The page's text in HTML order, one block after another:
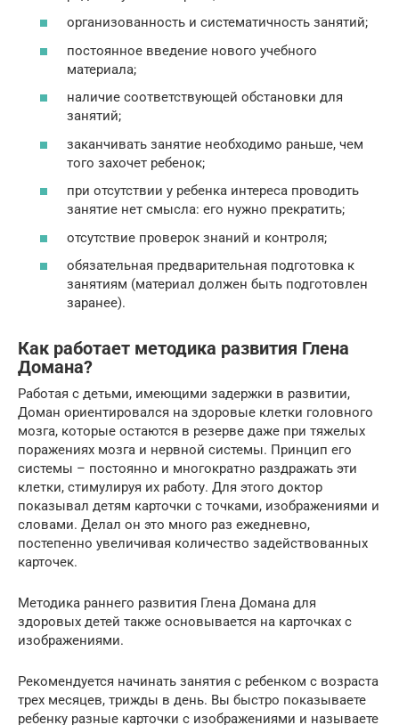
организованность и систематичность занятий;
постоянное введение нового учебного
материала;
наличие соответствующей обстановки для
занятий;
заканчивать занятие необходимо раньше, чем
того захочет ребенок;
при отсутствии у ребенка интереса проводить
занятие нет смысла: его нужно прекратить;
отсутствие проверок знаний и контроля;
обязательная предварительная подготовка к
занятиям (материал должен быть подготовлен
заранее).
Как работает методика развития Глена
Домана?
Работая с детьми, имеющими задержки в развитии,
Доман ориентировался на здоровые клетки головного
мозга, которые остаются в резерве даже при тяжелых
поражениях мозга и нервной системы. Принцип его
системы – постоянно и многократно раздражать эти
клетки, стимулируя их работу. Для этого доктор
показывал детям карточки с точками, изображениями и
словами. Делал он это много раз ежедневно,
постепенно увеличивая количество задействованных
карточек.
Методика раннего развития Глена Домана для
здоровых детей также основывается на карточках с
изображениями.
Рекомендуется начинать занятия с ребенком с возраста
трех месяцев, трижды в день. Вы быстро показываете
ребенку разные карточки с изображениями и называете